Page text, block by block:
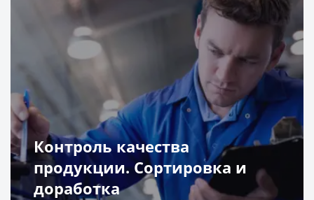
Подробнее
Контроль качества
продукции. Сортировка и
доработка